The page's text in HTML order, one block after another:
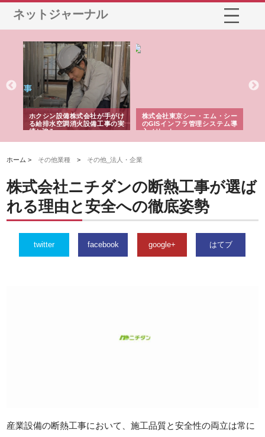
ネットジャーナル
ホクシン設備株式会社が手がけ
る給排水空調消火設備工事の実
績と強み
株式会社東京シー・エム・シー
のGISインフラ管理システム導
入メリット
ホーム > その他業種 > その他_法人・企業
株式会社ニチダンの断熱工事が選ば
れる理由と安全への徹底姿勢
twitter facebook google+ はてブ
産業設備の断熱工事において、施工品質と安全性の両立は常に